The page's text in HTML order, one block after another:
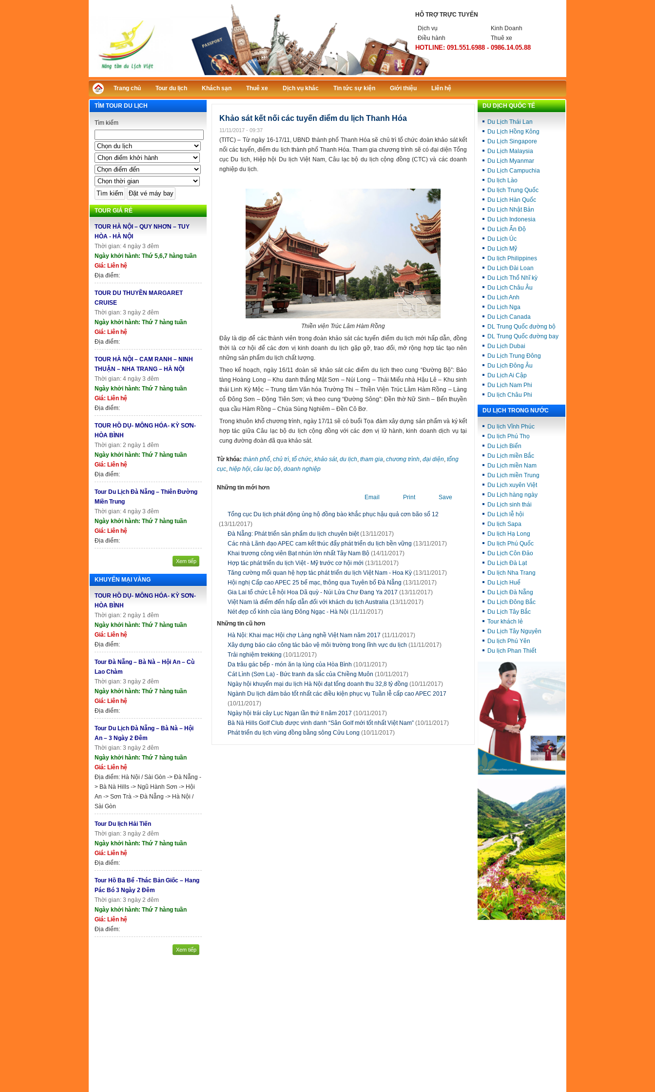
HỖ TRỢ TRỰC TUYẾN
Dịch vụ
Kinh Doanh
Điều hành
Thuê xe
HOTLINE: 091.551.6988 - 0986.14.05.88
Trang chủ Tour du lịch Khách sạn Thuê xe Dịch vụ khác Tin tức sự kiện Giới thiệu Liên hệ
TÌM TOUR DU LỊCH
Tìm kiếm
TOUR GIÁ RẺ
TOUR HÀ NỘI – QUY NHƠN – TUY
HÒA - HÀ NỘI
Thời gian: 4 ngày 3 đêm
Ngày khởi hành: Thứ 5,6,7 hàng tuần
Giá: Liên hệ
Địa điểm:
TOUR DU THUYỀN MARGARET
CRUISE
Thời gian: 3 ngày 2 đêm
Ngày khởi hành: Thứ 7 hàng tuần
Giá: Liên hệ
Địa điểm:
TOUR HÀ NỘI – CAM RANH – NINH
THUẬN – NHA TRANG – HÀ NỘI
Thời gian: 4 ngày 3 đêm
Ngày khởi hành: Thứ 7 hàng tuần
Giá: Liên hệ
Địa điểm:
TOUR HỒ DỤ- MÔNG HÓA- KỲ SƠN-
HÒA BÌNH
Thời gian: 2 ngày 1 đêm
Ngày khởi hành: Thứ 7 hàng tuần
Giá: Liên hệ
Địa điểm:
Tour Du Lịch Đà Nẵng – Thiên Đường
Miền Trung
Thời gian: 4 ngày 3 đêm
Ngày khởi hành: Thứ 7 hàng tuần
Giá: Liên hệ
Địa điểm:
Xem tiếp
KHUYẾN MẠI VÀNG
TOUR HỒ DỤ- MÔNG HÓA- KỲ SƠN-
HÒA BÌNH
Thời gian: 2 ngày 1 đêm
Ngày khởi hành: Thứ 7 hàng tuần
Giá: Liên hệ
Địa điểm:
Tour Đà Nẵng – Bà Nà – Hội An – Cù
Lao Chàm
Thời gian: 3 ngày 2 đêm
Ngày khởi hành: Thứ 7 hàng tuần
Giá: Liên hệ
Địa điểm:
Tour Du Lịch Đà Nẵng – Bà Nà – Hội
An – 3 Ngày 2 Đêm
Thời gian: 3 ngày 2 đêm
Ngày khởi hành: Thứ 7 hàng tuần
Giá: Liên hệ
Địa điểm: Hà Nội / Sài Gòn -> Đà Nẵng -
> Bà Nà Hills -> Ngũ Hành Sơn -> Hội
An -> Sơn Trà -> Đà Nẵng -> Hà Nội /
Sài Gòn
Tour Du lịch Hải Tiến
Thời gian: 3 ngày 2 đêm
Ngày khởi hành: Thứ 7 hàng tuần
Giá: Liên hệ
Địa điểm:
Tour Hồ Ba Bể -Thác Bản Giốc – Hang
Pác Bó 3 Ngày 2 Đêm
Thời gian: 3 ngày 2 đêm
Ngày khởi hành: Thứ 7 hàng tuần
Giá: Liên hệ
Địa điểm:
Xem tiếp
Khảo sát kết nối các tuyến điểm du lịch Thanh Hóa
11/11/2017 - 09:37
(TITC) – Từ ngày 16-17/11, UBND thành phố Thanh Hóa sẽ chủ trì tổ chức đoàn khảo sát kết
nối các tuyến, điểm du lịch thành phố Thanh Hóa. Tham gia chương trình sẽ có đại diện Tổng
cục Du lịch, Hiệp hội Du lịch Việt Nam, Câu lạc bộ du lịch cộng đồng (CTC) và các doanh
nghiệp du lịch.
Thiền viện Trúc Lâm Hàm Rồng
Đây là dịp để các thành viên trong đoàn khảo sát các tuyến điểm du lịch mới hấp dẫn, đồng
thời là cơ hội để các đơn vị kinh doanh du lịch gặp gỡ, trao đổi, mở rộng hợp tác tạo nên
những sản phẩm du lịch chất lượng.
Theo kế hoạch, ngày 16/11 đoàn sẽ khảo sát các điểm du lịch theo cung “Đường Bộ”: Bảo
tàng Hoàng Long – Khu danh thắng Mật Sơn – Núi Long – Thái Miếu nhà Hậu Lê – Khu sinh
thái Linh Kỳ Mộc – Trung tâm Văn hóa Trường Thi – Thiền Viện Trúc Lâm Hàm Rồng – Làng
cổ Đông Sơn – Động Tiên Sơn; và theo cung “Đường Sông”: Đền thờ Nữ Sinh – Bến thuyền
qua cầu Hàm Rồng – Chùa Sùng Nghiêm – Đền Cô Bơ.
Trong khuôn khổ chương trình, ngày 17/11 sẽ có buổi Tọa đàm xây dựng sản phẩm và ký kết
hợp tác giữa Câu lạc bộ du lịch cộng đồng với các đơn vị lữ hành, kinh doanh dịch vụ tại
cung đường đoàn đã qua khảo sát.
Từ khóa: thành phố, chủ trì, tổ chức, khảo sát, du lịch, tham gia, chương trình, đại diện, tổng
cục, hiệp hội, câu lạc bộ, doanh nghiệp
Email Print Save
Những tin mới hơn
Tổng cục Du lịch phát động ủng hộ đồng bào khắc phục hậu quả cơn bão số 12
(13/11/2017)
Đà Nẵng: Phát triển sản phẩm du lịch chuyên biệt (13/11/2017)
Các nhà Lãnh đạo APEC cam kết thúc đẩy phát triển du lịch bền vững (13/11/2017)
Khai trương công viên Bạt nhún lớn nhất Tây Nam Bộ (14/11/2017)
Hợp tác phát triển du lịch Việt - Mỹ trước cơ hội mới (13/11/2017)
Tăng cường mối quan hệ hợp tác phát triển du lịch Việt Nam - Hoa Kỳ (13/11/2017)
Hội nghị Cấp cao APEC 25 bế mạc, thông qua Tuyên bố Đà Nẵng (13/11/2017)
Gia Lai tổ chức Lễ hội Hoa Dã quỳ - Núi Lửa Chư Đang Ya 2017 (13/11/2017)
Việt Nam là điểm đến hấp dẫn đối với khách du lịch Australia (13/11/2017)
Nét đẹp cổ kính của làng Đông Ngạc - Hà Nội (11/11/2017)
Những tin cũ hơn
Hà Nội: Khai mạc Hội chợ Làng nghề Việt Nam năm 2017 (11/11/2017)
Xây dựng báo cáo công tác bảo vệ môi trường trong lĩnh vực du lịch (11/11/2017)
Trải nghiệm trekking (10/11/2017)
Da trâu gác bếp - món ăn lạ lùng của Hòa Bình (10/11/2017)
Cát Lình (Sơn La) - Bức tranh đa sắc của Chiềng Muôn (10/11/2017)
Ngày hội khuyến mại du lịch Hà Nội đạt tổng doanh thu 32,8 tỷ đồng (10/11/2017)
Ngành Du lịch đảm bảo tốt nhất các điều kiện phục vụ Tuần lễ cấp cao APEC 2017
(10/11/2017)
Ngày hội trái cây Lục Ngạn lần thứ II năm 2017 (10/11/2017)
Bà Nà Hills Golf Club được vinh danh “Sân Golf mới tốt nhất Việt Nam” (10/11/2017)
Phát triển du lịch vùng đồng bằng sông Cửu Long (10/11/2017)
DU DỊCH QUỐC TẾ
Du Lịch Thái Lan
Du Lịch Hồng Kông
Du Lịch Singapore
Du Lịch Malaysia
Du Lịch Myanmar
Du Lịch Campuchia
Du lịch Lào
Du lịch Trung Quốc
Du Lịch Hàn Quốc
Du Lịch Nhật Bản
Du Lịch Indonesia
Du Lịch Ấn Độ
Du Lịch Úc
Du Lịch Mỹ
Du lịch Philippines
Du Lịch Đài Loan
Du Lịch Thổ Nhĩ kỳ
Du Lịch Châu Âu
Du Lịch Anh
Du Lịch Nga
Du Lịch Canada
DL Trung Quốc đường bộ
DL Trung Quốc đường bay
Du Lịch Dubai
Du Lịch Trung Đông
Du Lịch Đông Âu
Du Lịch Ai Cập
Du Lịch Nam Phi
Du lịch Châu Phi
DU LỊCH TRONG NƯỚC
Du lịch Vĩnh Phúc
Du lịch Phú Thọ
Du Lịch Biển
Du Lịch miền Bắc
Du Lịch miền Nam
Du Lịch miền Trung
Du Lịch xuyên Việt
Du Lịch hàng ngày
Du Lịch sinh thái
Du Lịch lễ hội
Du lịch Sapa
Du lịch Hạ Long
Du lịch Phú Quốc
Du Lịch Côn Đảo
Du Lịch Đà Lạt
Du lịch Nha Trang
Du Lịch Huế
Du Lịch Đà Nẵng
Du Lịch Đông Bắc
Du Lịch Tây Bắc
Tour khách lẻ
Du Lịch Tây Nguyên
Du lịch Phú Yên
Du lịch Phan Thiết